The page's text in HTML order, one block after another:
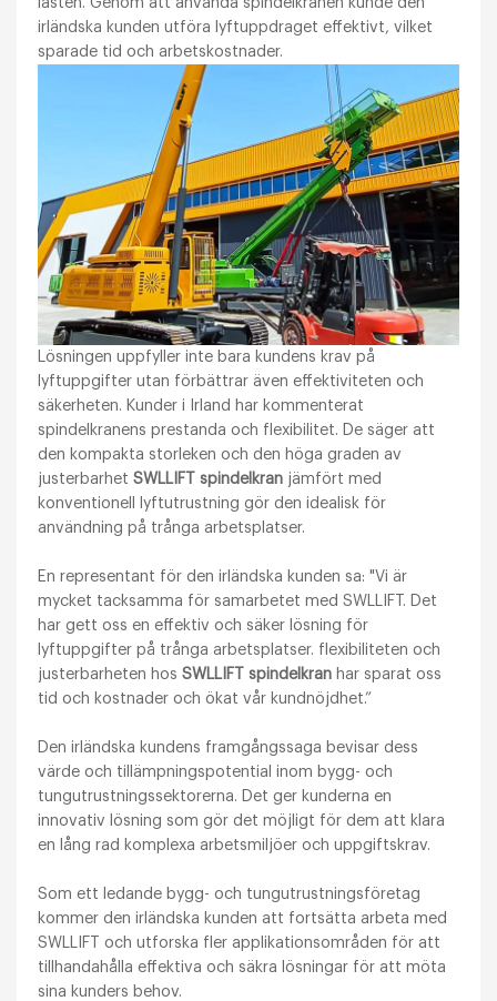
irländska kunden utföra lyftuppdraget effektivt, vilket
sparade tid och arbetskostnader.
Lösningen uppfyller inte bara kundens krav på
lyftuppgifter utan förbättrar även effektiviteten och
säkerheten. Kunder i Irland har kommenterat
spindelkranens prestanda och flexibilitet. De säger att
den kompakta storleken och den höga graden av
justerbarhetSWLLIFT spindelkran jämfört med
konventionell lyftutrustning gör den idealisk för
användning på trånga arbetsplatser.
En representant för den irländska kunden sa: "Vi är
mycket tacksamma för samarbetet med SWLLIFT. Det
har gett oss en effektiv och säker lösning för
lyftuppgifter på trånga arbetsplatser. flexibiliteten och
justerbarheten hosSWLLIFT spindelkran har sparat oss
tid och kostnader och ökat vår kundnöjdhet.”
Den irländska kundens framgångssaga bevisar dess
värde och tillämpningspotential inom bygg- och
tungutrustningssektorerna. Det ger kunderna en
innovativ lösning som gör det möjligt för dem att klara
en lång rad komplexa arbetsmiljöer och uppgiftskrav.
Som ett ledande bygg- och tungutrustningsföretag
kommer den irländska kunden att fortsätta arbeta med
SWLLIFT och utforska fler applikationsområden för att
tillhandahålla effektiva och säkra lösningar för att möta
sina kunders behov.